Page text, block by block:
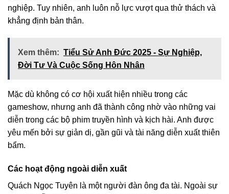
nghiệp. Tuy nhiên, anh luôn nỗ lực vượt qua thử thách và
khẳng định bản thân.
Xem thêm: Tiểu Sử Anh Đức 2025 - Sự Nghiệp,
Đời Tư Và Cuộc Sống Hôn Nhân
Mặc dù không có cơ hội xuất hiện nhiều trong các
gameshow, nhưng anh đã thành công nhờ vào những vai
diễn trong các bộ phim truyền hình và kịch hài. Anh được
yêu mến bởi sự giản dị, gần gũi và tài năng diễn xuất thiên
bẩm.
Các hoạt động ngoài diễn xuất
Quách Ngọc Tuyên là một người đàn ông đa tài. Ngoài sự